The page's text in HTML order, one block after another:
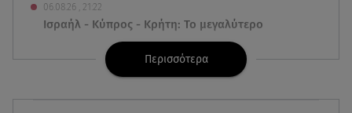
06.08.26 , 21:22
Ισραήλ - Κύπρος - Κρήτη: Το μεγαλύτερο
υποθαλάσσιο καλώδιο στον κόσμο
Motor Oil: Δωρεά πυροσβεστικών οχημάτων και
Περισσότερα